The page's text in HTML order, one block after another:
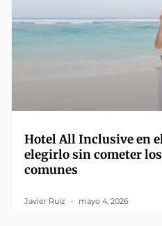
Hotel All Inclusive en
elegirlo sin cometer
comunes
Javier Ruiz mayo 4, 2026